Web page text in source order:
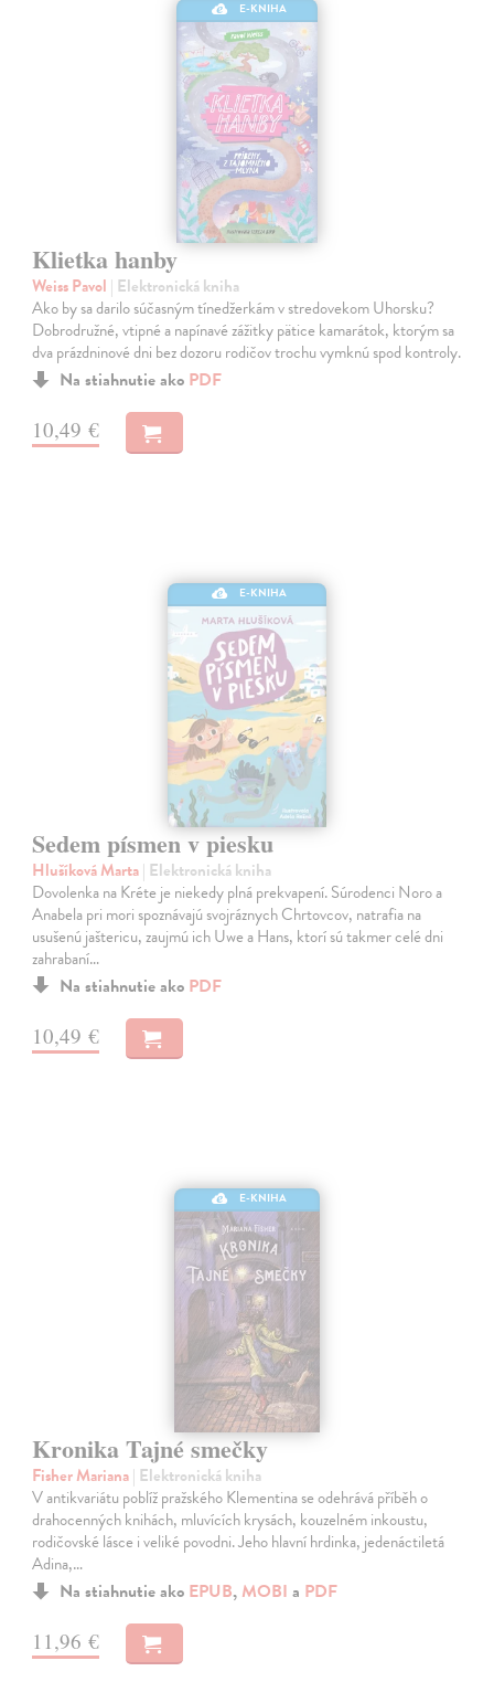
E-KNIHA
Klietka hanby
Weiss Pavol | Elektronická kniha
Ako by sa darilo súčasným tínedžerkám v stredovekom Uhorsku?
Dobrodružné, vtipné a napínavé zážitky pätice kamarátok, ktorým sa
dva prázdninové dni bez dozoru rodičov trochu vymknú spod kontroly.
Na stiahnutie ako PDF
10,49 €
E-KNIHA
Sedem písmen v piesku
Hlušíková Marta| Elektronická kniha
Dovolenka na Kréte je niekedy plná prekvapení. Súrodenci Noro a
Anabela pri mori spoznávajú svojráznych Chrtovcov, natrafia na
usušenú jaštericu, zaujmú ich Uwe a Hans, ktorí sú takmer celé dni
zahrabaní…
Na stiahnutie ako PDF
10,49 €
E-KNIHA
Kronika Tajné smečky
Fisher Mariana| Elektronická kniha
V antikvariátu poblíž pražského Klementina se odehrává příběh o
drahocenných knihách, mluvících krysách, kouzelném inkoustu,
rodičovské lásce i veliké povodni. Jeho hlavní hrdinka, jedenáctiletá
Adina,…
Na stiahnutie ako EPUB, MOBI a PDF
11,96 €